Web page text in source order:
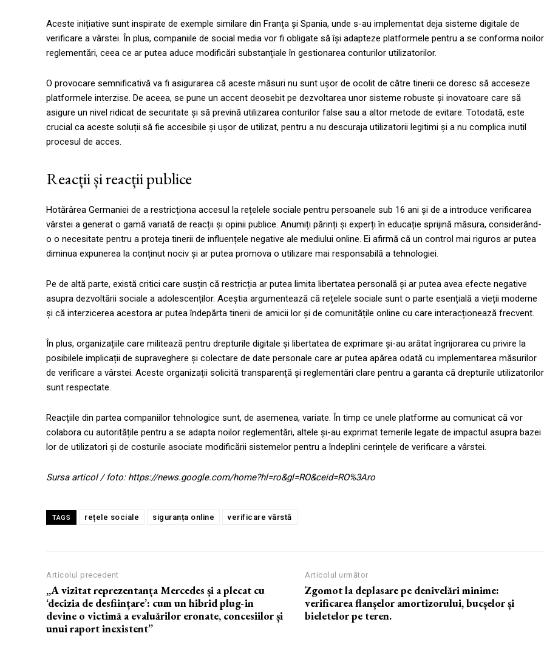
Aceste inițiative sunt inspirate de exemple similare din Franța și Spania, unde s-au implementat deja sisteme digitale de
verificare a vârstei. În plus, companiile de social media vor fi obligate să își adapteze platformele pentru a se conforma noilor
reglementări, ceea ce ar putea aduce modificări substanțiale în gestionarea conturilor utilizatorilor.
O provocare semnificativă va fi asigurarea că aceste măsuri nu sunt ușor de ocolit de către tinerii ce doresc să acceseze
platformele interzise. De aceea, se pune un accent deosebit pe dezvoltarea unor sisteme robuste și inovatoare care să
asigure un nivel ridicat de securitate și să prevină utilizarea conturilor false sau a altor metode de evitare. Totodată, este
crucial ca aceste soluții să fie accesibile și ușor de utilizat, pentru a nu descuraja utilizatorii legitimi și a nu complica inutil
procesul de acces.
Reacții și reacții publice
Hotărârea Germaniei de a restricționa accesul la rețelele sociale pentru persoanele sub 16 ani și de a introduce verificarea
vârstei a generat o gamă variată de reacții și opinii publice. Anumiți părinți și experți în educație sprijină măsura, considerând-
o o necesitate pentru a proteja tinerii de influențele negative ale mediului online. Ei afirmă că un control mai riguros ar putea
diminua expunerea la conținut nociv și ar putea promova o utilizare mai responsabilă a tehnologiei.
Pe de altă parte, există critici care susțin că restricția ar putea limita libertatea personală și ar putea avea efecte negative
asupra dezvoltării sociale a adolescenților. Aceștia argumentează că rețelele sociale sunt o parte esențială a vieții moderne
și că interzicerea acestora ar putea îndepărta tinerii de amicii lor și de comunitățile online cu care interacționează frecvent.
În plus, organizațiile care militează pentru drepturile digitale și libertatea de exprimare și-au arătat îngrijorarea cu privire la
posibilele implicații de supraveghere și colectare de date personale care ar putea apărea odată cu implementarea măsurilor
de verificare a vârstei. Aceste organizații solicită transparență și reglementări clare pentru a garanta că drepturile utilizatorilor
sunt respectate.
Reacțiile din partea companiilor tehnologice sunt, de asemenea, variate. În timp ce unele platforme au comunicat că vor
colabora cu autoritățile pentru a se adapta noilor reglementări, altele și-au exprimat temerile legate de impactul asupra bazei
lor de utilizatori și de costurile asociate modificării sistemelor pentru a îndeplini cerințele de verificare a vârstei.
Sursa articol / foto: https://news.google.com/home?hl=ro&gl=RO&ceid=RO%3Aro
TAGS rețele sociale siguranța online verificare vârstă
Articolul precedent
„A vizitat reprezentanța Mercedes și a plecat cu
‘decizia de desființare’: cum un hibrid plug-in
devine o victimă a evaluărilor eronate, concesiilor și
unui raport inexistent”
Articolul următor
Zgomot la deplasare pe denivelări minime:
verificarea flanșelor amortizorului, bucșelor și
bieletelor pe teren.